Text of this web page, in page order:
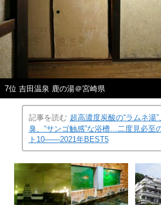
7位 吉田温泉 鹿の湯＠宮崎県
記事を読む 超高濃度炭酸の“ラムネ湯
臭、“サンゴ触感”な浴槽…二度見必至
ト10――2021年BEST5